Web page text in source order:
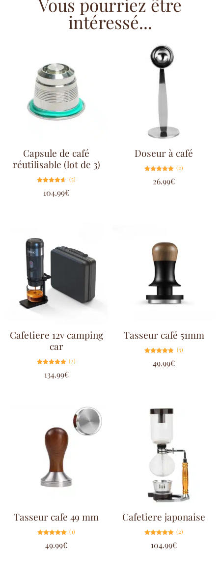
intéressé...
Capsule de café
réutilisable (lot de 3)
4.60
sur 5
(5)
104.99€
Doseur à café
5.00
sur 5
(2)
26.99€
Cafetiere 12v camping
car
5.00
sur 5
(2)
134.99€
Tasseur café 51mm
4.80
sur 5
(5)
49.99€
Tasseur cafe 49 mm
5.00
sur 5
(1)
49.99€
Cafetiere japonaise
5.00
sur 5
(2)
104.99€